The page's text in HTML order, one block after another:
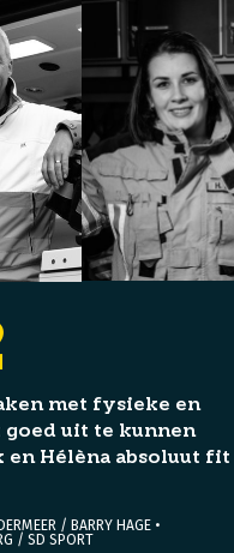
met fysieke en
uit te kunnen
Hélèna absoluut fit
/ BARRY HAGE •
/ SD SPORT